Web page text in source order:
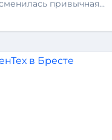
привычная…